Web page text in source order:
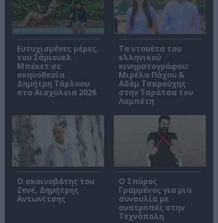
Ευτυχισμένες μέρες,
του Σάμιουελ
Μπέκετ σε
σκηνοθεσία
Δημήτρη Τάρλοου
στα Αισχύλεια 2026
Τα ντουέτα του
ελληνικού
κινηματογράφου:
Μιρέλα Πάχου &
Αδάμ Τσαρούχης
στην Ταράτσα του
Λαμπέτη
Ο σκοινοβάτης του
Ζενέ, Δημήτρης
Αντωνίτσης
Ο Σπύρος
Γραμμένος για μια
συναυλία με
ανατροπές στην
Τεχνόπολη